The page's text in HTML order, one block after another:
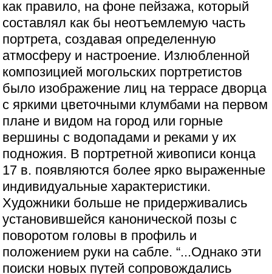
как правило, на фоне пейзажа, который
составлял как бы неотъемлемую часть
портрета, создавая определенную
атмосферу и настроение. Излюбленной
композицией могольских портретистов
было изображение лиц на террасе дворца
с яркими цветочными клумбами на первом
плане и видом на город или горные
вершины с водопадами и реками у их
подножия. В портретной живописи конца
17 в. появляются более ярко выраженные
индивидуальные характеристики.
Художники больше не придерживались
установившейся канонической позы с
поворотом головы в профиль и
положением руки на сабле. “...Однако эти
поиски новых путей сопровождались